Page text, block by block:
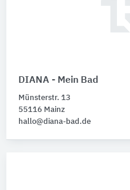
DIANA - Mein Bad
Münsterstr. 13
55116 Mainz
hallo@diana-bad.de